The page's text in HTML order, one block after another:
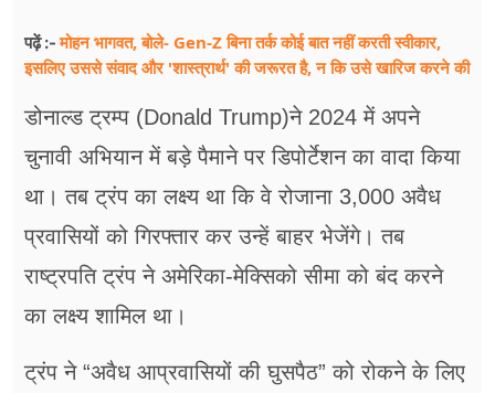
पढ़ें :-मोहन भागवत, बोले- Gen-Z बिना तर्क कोई बात नहीं करती स्वीकार,
इसलिए उससे संवाद और 'शास्त्रार्थ' की जरूरत है, न कि उसे खारिज करने की
डोनाल्ड ट्रम्प (Donald Trump)ने 2024 में अपने
चुनावी अभियान में बड़े पैमाने पर डिपोर्टेशन का वादा किया
था। तब ट्रंप का लक्ष्य था कि वे रोजाना 3,000 अवैध
प्रवासियों को गिरफ्तार कर उन्हें बाहर भेजेंगे। तब
राष्ट्रपति ट्रंप ने अमेरिका-मेक्सिको सीमा को बंद करने
का लक्ष्य शामिल था।
ट्रंप ने “अवैध आप्रवासियों की घुसपैठ” को रोकने के लिए